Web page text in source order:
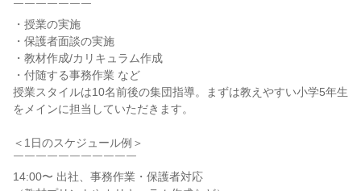
￣￣￣￣￣￣￣
・授業の実施
・保護者面談の実施
・教材作成/カリキュラム作成
・付随する事務作業 など
授業スタイルは10名前後の集団指導。まずは教えやすい小学5年生
をメインに担当していただきます。
＜1日のスケジュール例＞
￣￣￣￣￣￣￣￣￣￣￣
14:00〜 出社、事務作業・保護者対応